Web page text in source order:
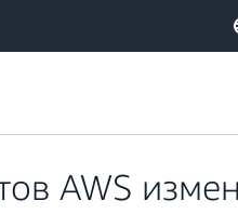
AWS